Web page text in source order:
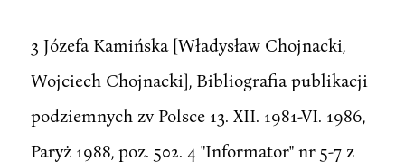
3 Józefa Kamińska [Władysław Chojnacki,
Wojciech Chojnacki], Bibliografia publikacji
podziemnych zv Polsce 13. XII. 1981-VI. 1986,
Paryż 1988, poz. 502. 4 "Informator" nr 5-7 z